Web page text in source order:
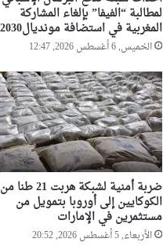
لمطالبة “الفيفا” بإلغاء المشاركة
المغربية في استضافة مونديال2030
الخميس, 6 أغسطس 2026, 12:47
ضربة أمنية لشبكة هربت 21 طنا من
الكوكايين إلى أوروبا بتمويل من
مستثمرين في الإمارات
الأربعاء, 5 أغسطس 2026, 20:52